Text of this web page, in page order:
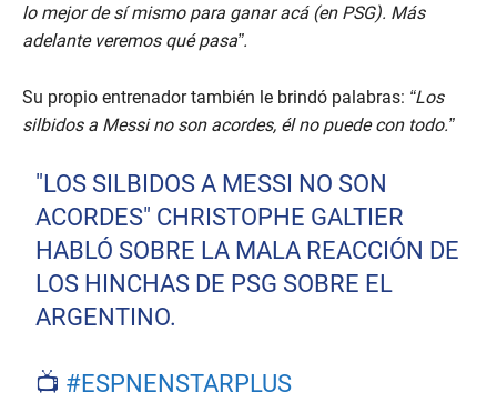
lo mejor de sí mismo para ganar acá (en PSG). Más
adelante veremos qué pasa”.
Su propio entrenador también le brindó palabras: “Los
silbidos a Messi no son acordes, él no puede con todo.”
"LOS SILBIDOS A MESSI NO SON
ACORDES" CHRISTOPHE GALTIER
HABLÓ SOBRE LA MALA REACCIÓN DE
LOS HINCHAS DE PSG SOBRE EL
ARGENTINO.
📺 #ESPNENSTARPLUS